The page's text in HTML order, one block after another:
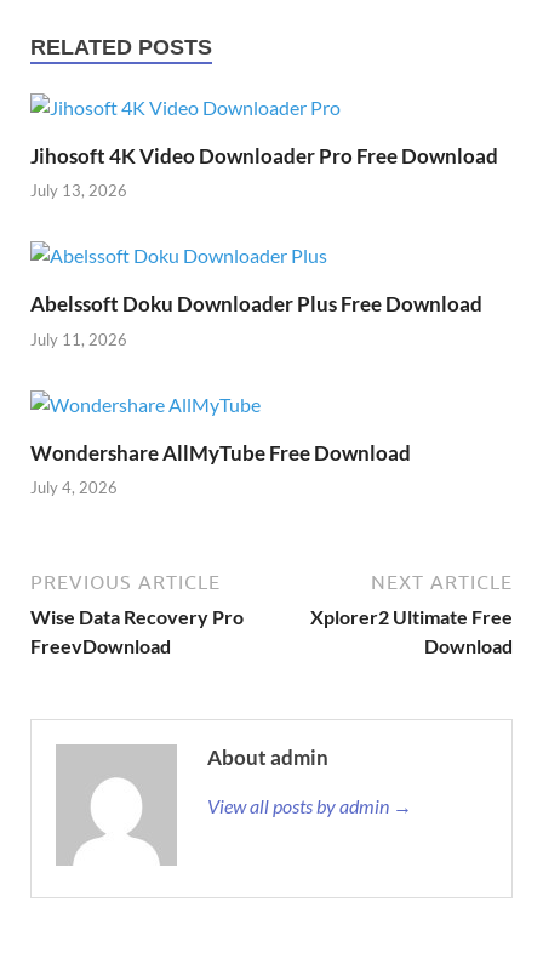
RELATED POSTS
Jihosoft 4K Video Downloader Pro Free Download
July 13, 2026
Abelssoft Doku Downloader Plus Free Download
July 11, 2026
Wondershare AllMyTube Free Download
July 4, 2026
PREVIOUS ARTICLE
Wise Data Recovery Pro
FreevDownload
NEXT ARTICLE
Xplorer2 Ultimate Free
Download
About admin
View all posts by admin →